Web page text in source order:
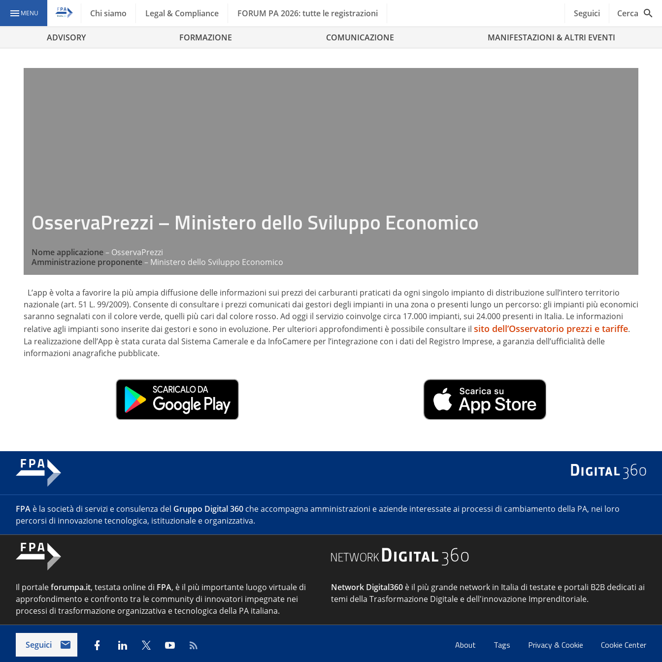
MENU Chi siamo Legal & Compliance FORUM PA 2026: tutte le registrazioni Seguici Cerca
ADVISORY FORMAZIONE COMUNICAZIONE MANIFESTAZIONI & ALTRI EVENTI
OsservaPrezzi – Ministero dello Sviluppo Economico
Nome applicazione– OsservaPrezzi
Amministrazione proponente– Ministero dello Sviluppo Economico
L’app è volta a favorire la più ampia diffusione delle informazioni sui prezzi dei carburanti praticati da ogni singolo impianto di distribuzione sull’intero territorio
nazionale (art. 51 L. 99/2009). Consente di consultare i prezzi comunicati dai gestori degli impianti in una zona o presenti lungo un percorso: gli impianti più economici
saranno segnalati con il colore verde, quelli più cari dal colore rosso. Ad oggi il servizio coinvolge circa 17.000 impianti, sui 24.000 presenti in Italia. Le informazioni
relative agli impianti sono inserite dai gestori e sono in evoluzione. Per ulteriori approfondimenti è possibile consultare il sito dell’Osservatorio prezzi e tariffe.
La realizzazione dell’App è stata curata dal Sistema Camerale e da InfoCamere per l’integrazione con i dati del Registro Imprese, a garanzia dell’ufficialità delle
informazioni anagrafiche pubblicate.
FPA è la società di servizi e consulenza del Gruppo Digital 360 che accompagna amministrazioni e aziende interessate ai processi di cambiamento della PA, nei loro
percorsi di innovazione tecnologica, istituzionale e organizzativa.
Il portaleforumpa.it, testata online di FPA, è il più importante luogo virtuale di
approfondimento e confronto tra le community di innovatori impegnate nei
processi di trasformazione organizzativa e tecnologica della PA italiana.
Network Digital360 è il più grande network in Italia di testate e portali B2B dedicati ai
temi della Trasformazione Digitale e dell'innovazione Imprenditoriale.
Seguici About Tags Privacy & Cookie Cookie Center